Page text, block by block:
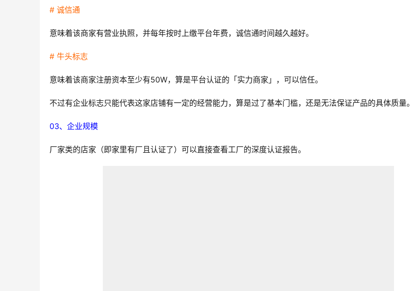
# 诚信通
意味着该商家有营业执照，并每年按时上缴平台年费，诚信通时间越久越好。
# 牛头标志
意味着该商家注册资本至少有50W，算是平台认证的「实力商家」，可以信任。
不过有企业标志只能代表这家店铺有一定的经营能力，算是过了基本门槛，还是无法保证产品的具体质量。
03、企业规模
厂家类的店家（即家里有厂且认证了）可以直接查看工厂的深度认证报告。